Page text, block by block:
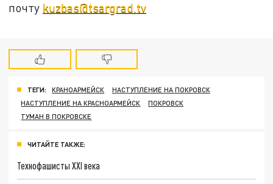
почту kuzbas@tsargrad.tv
ТЕГИ: КРАНОАРМЕЙСК
НАСТУПЛЕНИЕ НА ПОКРОВСК
НАСТУПЛЕНИЕ НА КРАСНОАРМЕЙСК
ПОКРОВСК
ТУМАН В ПОКРОВСКЕ
ЧИТАЙТЕ ТАКЖЕ:
Технофашисты XXI века